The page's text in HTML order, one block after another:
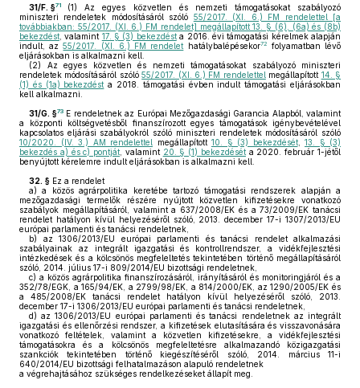
31/F. §71 (1) Az egyes közvetlen és nemzeti támogatásokat szabályozó
miniszteri rendeletek módosításáról szóló 55/2017. (XI. 6.) FM rendelettel [a
továbbiakban: 55/2017. (XI. 6.) FM rendelet] megállapított 13. § (6), (6a) és (8b)
bekezdést , valamint 17. § (3) bekezdésta 2016. évi támogatási kérelmek alapján
indult, az55/2017. (XI. 6.) FM rendelet hatálybalépésekor72
folyamatban lévő
eljárásokban is alkalmazni kell.
(2) Az egyes közvetlen és nemzeti támogatásokat szabályozó miniszteri
rendeletek módosításáról szóló55/2017. (XI. 6.) FM rendelettel megállapított 14. §
(1) és (1a) bekezdést a 2018. támogatási évben indult támogatási eljárásokban
kell alkalmazni.
31/G. §73 E rendeletnek az Európai Mezőgazdasági Garancia Alapból, valamint
a központi költségvetésből finanszírozott egyes támogatások igénybevételével
kapcsolatos eljárási szabályokról szóló miniszteri rendeletek módosításáról szóló
10/2020. (IV. 3.) AM rendelettel megállapított 10. § (3) bekezdését, 13. § (3)
bekezdés a) és c) pontját , valamint 20. § (1) bekezdéséta 2020. február 1-jétől
benyújtott kérelemre indult eljárásokban is alkalmazni kell.
32. § Ez a rendelet
a) a közös agrárpolitika keretébe tartozó támogatási rendszerek alapján a
mezőgazdasági termelők részére nyújtott közvetlen kifizetésekre vonatkozó
szabályok megállapításáról, valamint a 637/2008/EK és a 73/2009/EK tanácsi
rendelet hatályon kívül helyezéséről szóló, 2013. december 17-i 1307/2013/EU
európai parlamenti és tanácsi rendeletnek,
b) az 1306/2013/EU európai parlamenti és tanácsi rendelet alkalmazási
szabályainak az integrált igazgatási és kontrollrendszer, a vidékfejlesztési
intézkedések és a kölcsönös megfeleltetés tekintetében történő megállapításáról
szóló, 2014. július 17-i 809/2014/EU bizottsági rendeletnek,
c) a közös agrárpolitika finanszírozásáról, irányításáról és monitoringjáról és a
352/78/EGK, a 165/94/EK, a 2799/98/EK, a 814/2000/EK, az 1290/2005/EK és
a 485/2008/EK tanácsi rendelet hatályon kívül helyezéséről szóló, 2013.
december 17-i 1306/2013/EU európai parlamenti és tanácsi rendeletnek,
d) az 1306/2013/EU európai parlamenti és tanácsi rendeletnek az integrált
igazgatási és ellenőrzési rendszer, a kifizetések elutasítására és visszavonására
vonatkozó feltételek, valamint a közvetlen kifizetésekre, a vidékfejlesztési
támogatásokra és a kölcsönös megfeleltetésre alkalmazandó közigazgatási
szankciók tekintetében történő kiegészítéséről szóló, 2014. március 11-i
640/2014/EU bizottsági felhatalmazáson alapuló rendeletnek
a végrehajtásához szükséges rendelkezéseket állapít meg.